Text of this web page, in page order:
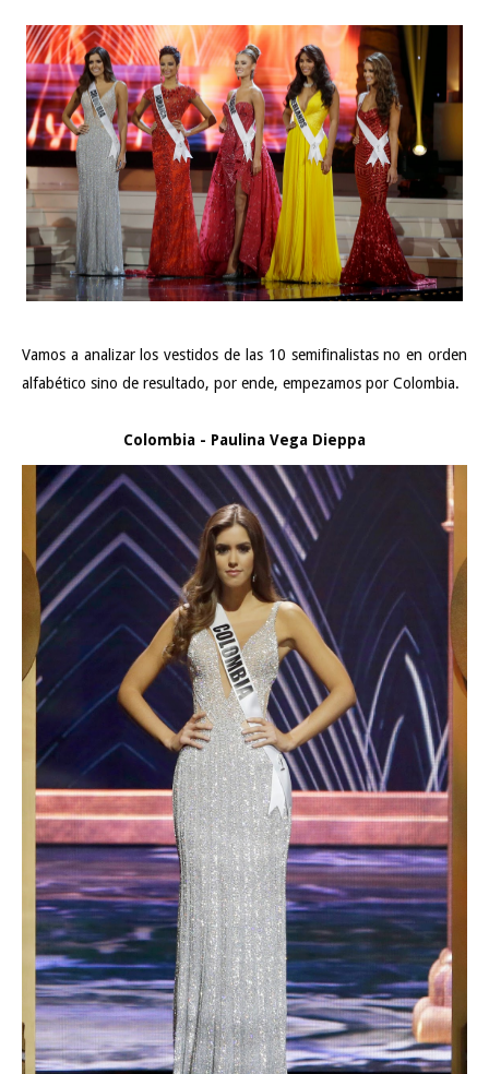
Vamos a analizar los vestidos de las 10 semifinalistas no en orden
alfabético sino de resultado, por ende, empezamos por Colombia.
Colombia - Paulina Vega Dieppa